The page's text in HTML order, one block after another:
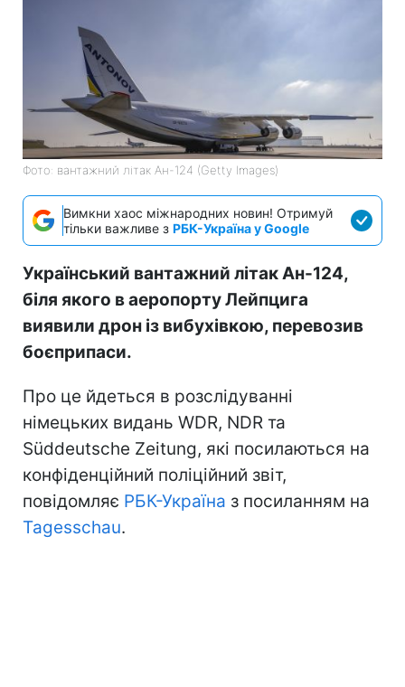
Фото: вантажний літак Ан-124 (Getty Images)
Вимкни хаос міжнародних новин! Отримуй
тільки важливе з РБК-Україна у Google
Український вантажний літак Ан-124,
біля якого в аеропорту Лейпцига
виявили дрон із вибухівкою, перевозив
боєприпаси.
Про це йдеться в розслідуванні
німецьких видань WDR, NDR та
Süddeutsche Zeitung, які посилаються на
конфіденційний поліційний звіт,
повідомляє РБК-Україна з посиланням на
Tagesschau.